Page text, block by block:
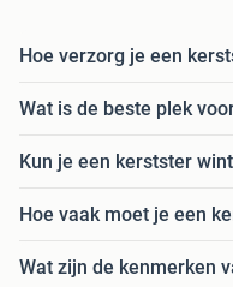
Hoe verzorg je een
Wat is de beste plek
Kun je een kerstster
Hoe vaak moet je een
Wat zijn de kenmerken